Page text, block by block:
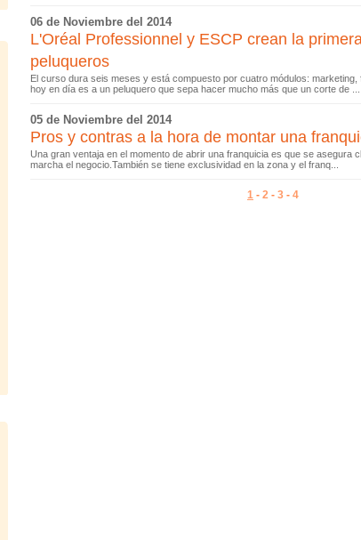
06 de Noviembre del 2014
L'Oréal Professionnel y ESCP crean la
peluqueros
El curso dura seis meses y está compuesto por cuatro módulos:
hoy en día es a un peluquero que sepa hacer mucho más que un corte de ...
05 de Noviembre del 2014
Pros y contras a la hora de montar una
Una gran ventaja en el momento de abrir una franquicia es que se asegura
marcha el negocio.También se tiene exclusividad en la zona y el franq...
1 - 2 - 3 - 4